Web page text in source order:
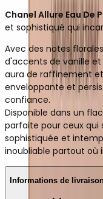
Chanel Allure Eau De
et sophistiqué qui
Avec des notes
d'accents de vanille
aura de raffinement
enveloppante et
confiance.
Disponible dans un
parfaite pour ceux qui
sophistiquée et
inoubliable partout où
Informations de